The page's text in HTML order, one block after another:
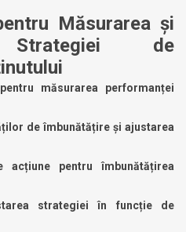
Măsurarea și
Strategiei de
măsurarea performanței
de îmbunătățire și ajustarea
acțiune pentru îmbunătățirea
strategiei în funcție de